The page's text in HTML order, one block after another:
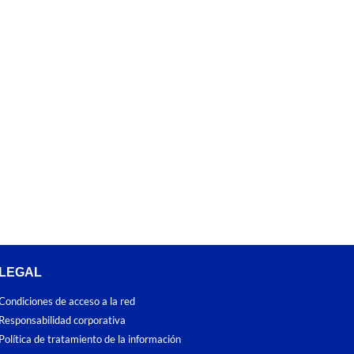
LEGAL
de acceso a la red
Responsabilidad corporativa
Política de tratamiento de la información